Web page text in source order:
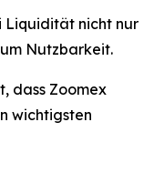
Liquidität nicht nur
Nutzbarkeit.
dass Zoomex
wichtigsten